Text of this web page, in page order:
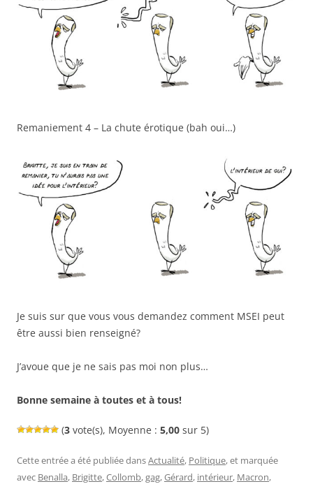
Remaniement 4 – La chute érotique (bah oui…)
Je suis sur que vous vous demandez comment MSEI peut
être aussi bien renseigné?
J’avoue que je ne sais pas moi non plus…
Bonne semaine à toutes et à tous!
(3 vote(s), Moyenne : 5,00 sur 5)
Cette entrée a été publiée dansActualité, Politique, et marquée
avec Benalla, Brigitte,Collomb,gag,Gérard, intérieur, Macron,